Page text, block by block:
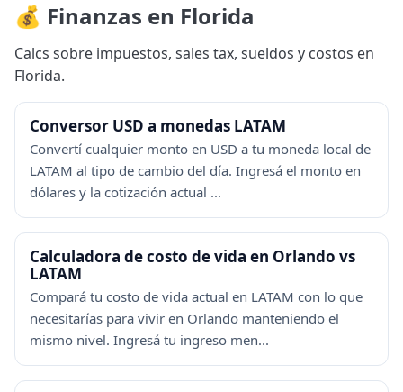
💰 Finanzas en Florida
Calcs sobre impuestos, sales tax, sueldos y costos en
Florida.
Conversor USD a monedas LATAM
Convertí cualquier monto en USD a tu moneda local de
LATAM al tipo de cambio del día. Ingresá el monto en
dólares y la cotización actual ...
Calculadora de costo de vida en Orlando vs
LATAM
Compará tu costo de vida actual en LATAM con lo que
necesitarías para vivir en Orlando manteniendo el
mismo nivel. Ingresá tu ingreso men...